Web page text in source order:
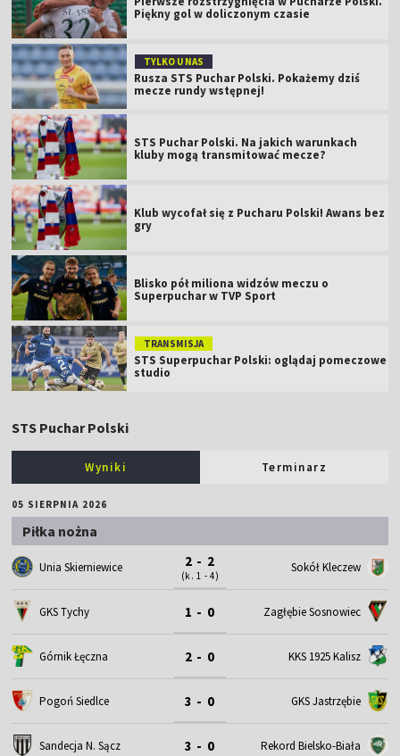
Piękny gol w doliczonym czasie
TYLKO U NAS
Rusza STS Puchar Polski. Pokażemy dziś
mecze rundy wstępnej!
STS Puchar Polski. Na jakich warunkach
kluby mogą transmitować mecze?
Klub wycofał się z Pucharu Polski! Awans bez
gry
Blisko pół miliona widzów meczu o
Superpuchar w TVP Sport
TRANSMISJA
STS Superpuchar Polski: oglądaj pomeczowe
studio
STS Puchar Polski
Wyniki Terminarz
05 SIERPNIA 2026
Piłka nożna
Unia Skierniewice 2 - 2
(k. 1 - 4)
Sokół Kleczew
GKS Tychy 1 - 0 Zagłębie Sosnowiec
Górnik Łęczna 2 - 0 KKS 1925 Kalisz
Pogoń Siedlce 3 - 0 GKS Jastrzębie
Sandecja N. Sącz 3 - 0 Rekord Bielsko-Biała